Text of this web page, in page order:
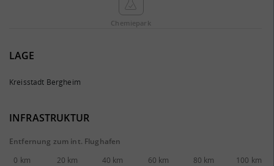
Chemie­park
LAGE
Kreisstadt Bergheim
INFRASTRUKTUR
Entfernung zum int. Flughafen
0 km
20 km 40 km 60 km 80 km 100 km